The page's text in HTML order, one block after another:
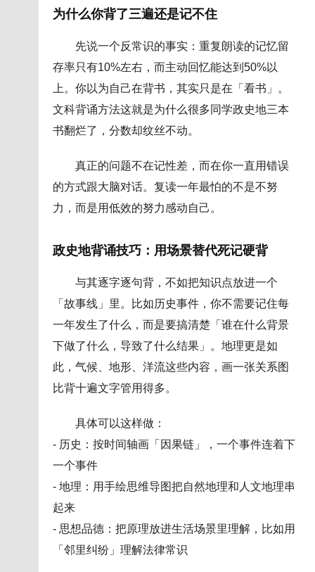
为什么你背了三遍还是记不住
先说一个反常识的事实：重复朗读的记忆留
存率只有10%左右，而主动回忆能达到50%以
上。你以为自己在背书，其实只是在「看书」。
文科背诵方法这就是为什么很多同学政史地三本
书翻烂了，分数却纹丝不动。
真正的问题不在记性差，而在你一直用错误
的方式跟大脑对话。复读一年最怕的不是不努
力，而是用低效的努力感动自己。
政史地背诵技巧：用场景替代死记硬背
与其逐字逐句背，不如把知识点放进一个
「故事线」里。比如历史事件，你不需要记住每
一年发生了什么，而是要搞清楚「谁在什么背景
下做了什么，导致了什么结果」。地理更是如
此，气候、地形、洋流这些内容，画一张关系图
比背十遍文字管用得多。
具体可以这样做：
- 历史：按时间轴画「因果链」，一个事件连着下
一个事件
- 地理：用手绘思维导图把自然地理和人文地理串
起来
- 思想品德：把原理放进生活场景里理解，比如用
「邻里纠纷」理解法律常识